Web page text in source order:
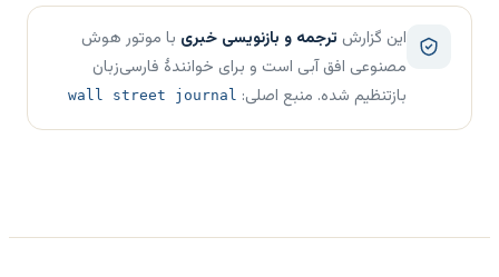
این گزارش ترجمه و بازنویسی خبری با موتور هوش
مصنوعی افق آبی است و برای خوانندهٔ فارسی‌زبان
بازتنظیم شده. منبع اصلی: wall street journal